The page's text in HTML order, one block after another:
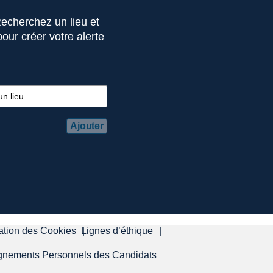
un lieu et
créer votre alerte
Ajouter
des Cookies Lignes d’éthique
Personnels des Candidats